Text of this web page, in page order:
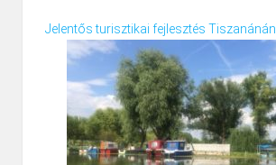
Jelentős turisztikai fejlesztés Tiszanánán